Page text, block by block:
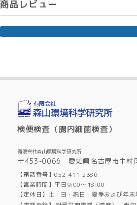
商品レビュー
検便検査（腸内細菌検査）
有限会社森山環境科学研究所
〒453-0066 愛知県名古屋市中村
【電話番号】052-411-2386
【営業時間】平日9:00～18:00
【定休日】土・日・祝日・夏季および年末